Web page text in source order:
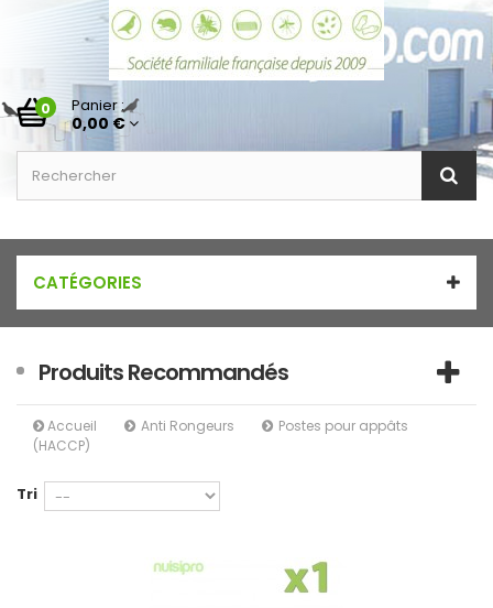
0 Panier :
0,00 €
CATÉGORIES
Produits Recommandés
Accueil Anti Rongeurs
Postes pour appâts
(HACCP)
Tri